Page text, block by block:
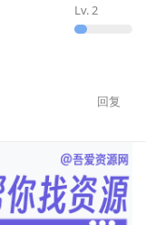
Lv.2
回复